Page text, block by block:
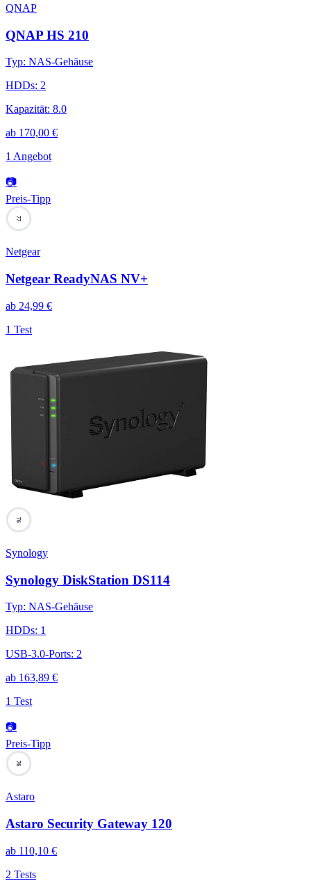
QNAP
QNAP HS 210
Typ: NAS-Gehäuse
HDDs: 2
Kapazität: 8.0
ab 170,00 €
1 Angebot
📷
Preis-Tipp
77
Netgear
Netgear ReadyNAS NV+
ab 24,99 €
1 Test
76
Synology
Synology DiskStation DS114
Typ: NAS-Gehäuse
HDDs: 1
USB-3.0-Ports: 2
ab 163,89 €
1 Test
📷
Preis-Tipp
76
Astaro
Astaro Security Gateway 120
ab 110,10 €
2 Tests